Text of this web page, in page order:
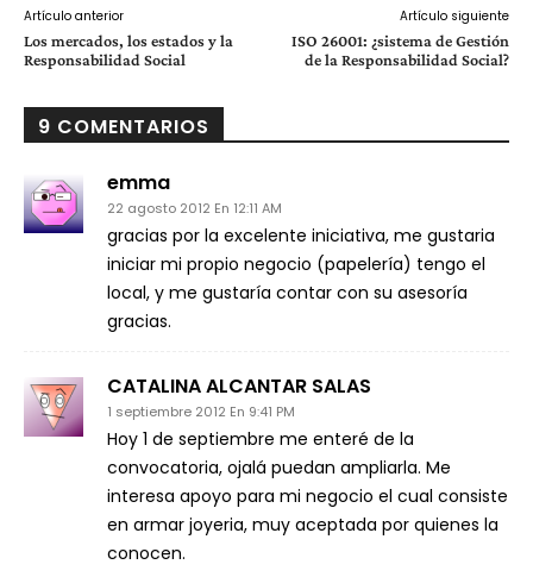
Artículo anterior
Los mercados, los estados y la
Responsabilidad Social
Artículo siguiente
ISO 26001: ¿sistema de Gestión
de la Responsabilidad Social?
9 COMENTARIOS
emma
22 agosto 2012 En 12:11 AM
gracias por la excelente iniciativa, me gustaria
iniciar mi propio negocio (papelería) tengo el
local, y me gustaría contar con su asesoría
gracias.
CATALINA ALCANTAR SALAS
1 septiembre 2012 En 9:41 PM
Hoy 1 de septiembre me enteré de la
convocatoria, ojalá puedan ampliarla. Me
interesa apoyo para mi negocio el cual consiste
en armar joyeria, muy aceptada por quienes la
conocen.